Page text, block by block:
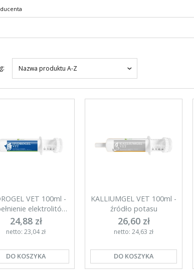
Nazwa produktu A-Z
VET 100ml -
elektrolitów
po biegunce
24,88 zł
netto: 23,04 zł
DO KOSZYKA
KALLIUMGEL VET 100ml -
źródło potasu
26,60 zł
netto: 24,63 zł
DO KOSZYKA